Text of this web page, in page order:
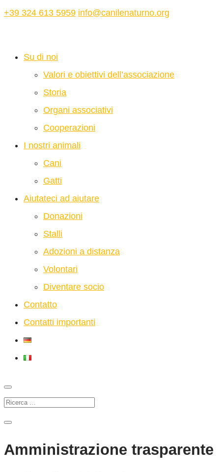
+39 324 613 5959 info@canilenaturno.org
Su di noi
Valori e obiettivi dell’associazione
Storia
Organi associativi
Cooperazioni
I nostri animali
Cani
Gatti
Aiutateci ad aiutare
Donazioni
Stalli
Adozioni a distanza
Volontari
Diventare socio
Contatto
Contatti importanti
Amministrazione trasparente